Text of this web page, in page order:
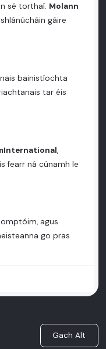
sé torthaí. Molann
gáire
bainistíochta
tar éis
,
fearr ná cúnamh le
agus
go pras
Gach Alt